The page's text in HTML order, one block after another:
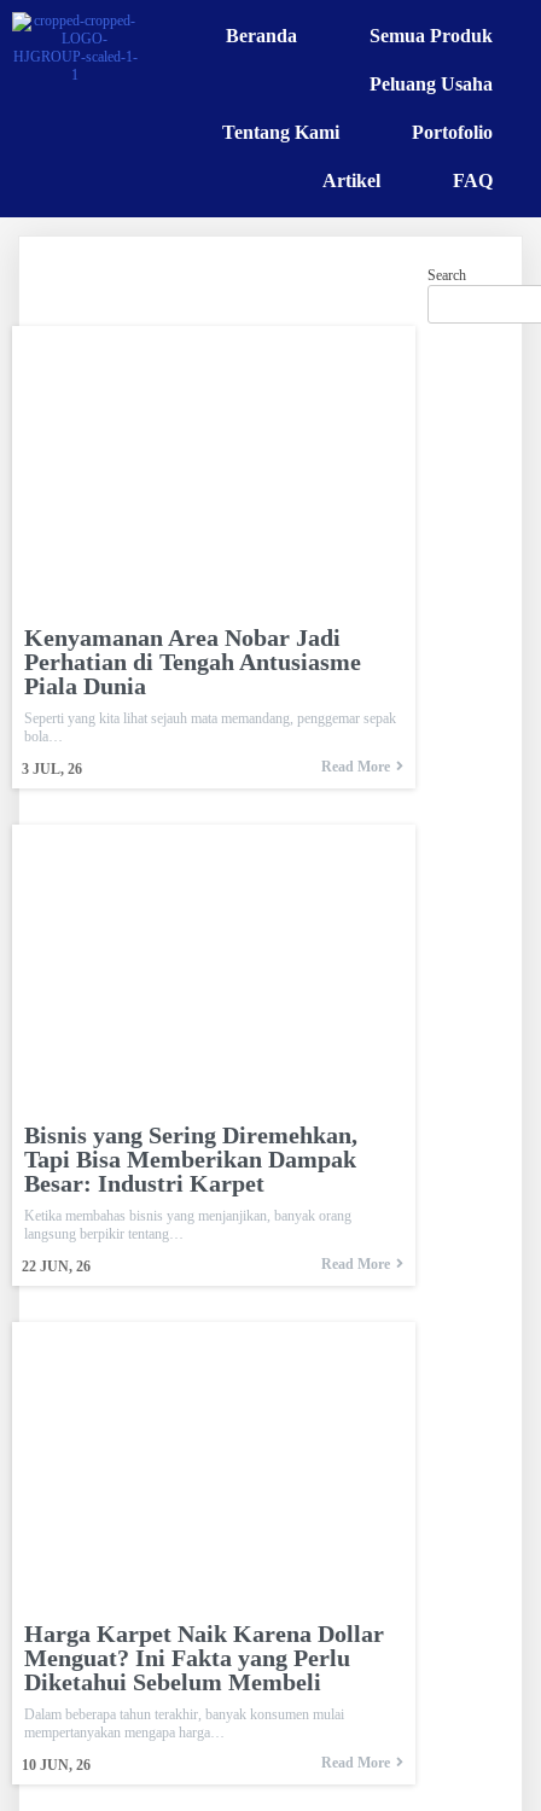
Beranda Semua Produk
Peluang Usaha
Tentang Kami Portofolio
Artikel FAQ
Kenyamanan Area Nobar Jadi
Perhatian di Tengah Antusiasme
Piala Dunia
3 JUL, 26
Seperti yang kita lihat sejauh mata memandang, penggemar sepak
bola…
Read More
Bisnis yang Sering Diremehkan,
Tapi Bisa Memberikan Dampak
Besar: Industri Karpet
22 JUN, 26
Ketika membahas bisnis yang menjanjikan, banyak orang
langsung berpikir tentang…
Read More
Harga Karpet Naik Karena Dollar
Menguat? Ini Fakta yang Perlu
Diketahui Sebelum Membeli
10 JUN, 26
Dalam beberapa tahun terakhir, banyak konsumen mulai
mempertanyakan mengapa harga…
Read More
Search